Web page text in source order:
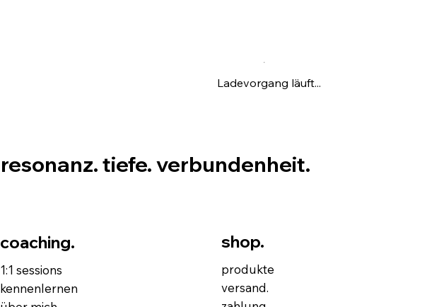
Ladevorgang läuft...
resonanz. tiefe. verbundenheit.
coaching.
1:1 sessions
kennenlernen
shop.
produkte
versand.